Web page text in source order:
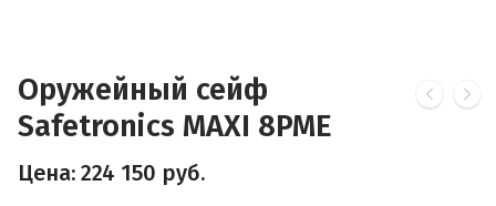
Оружейный сейф
Safetronics MAXI 8PME
Цена: 224 150 руб.